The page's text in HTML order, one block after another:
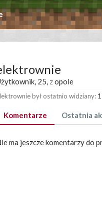
, 25, zopole
był ostatnio widziany:
Komentarze Ostatnia
ma jeszcze komentarzy do